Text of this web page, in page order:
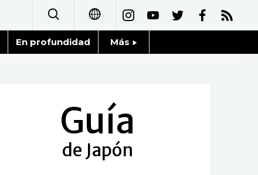
日本語
简体字
繁體字
Français
En profundidad Más
Fragmentos de Japón
Gente
Guía
de Japón